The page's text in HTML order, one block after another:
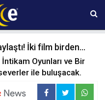
18:36
İki film birden...
Oyunları ve Bir
ile buluşacak.